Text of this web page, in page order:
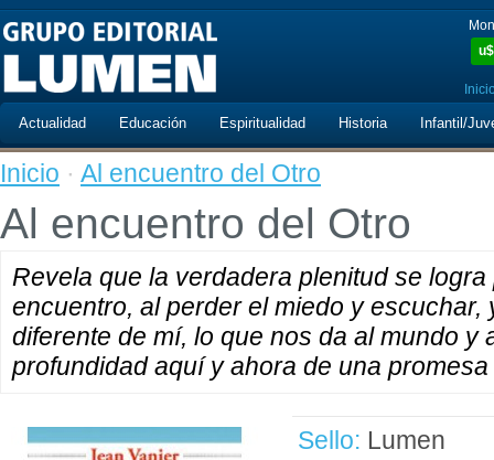
u$
Actualidad Educación Espiritualidad Historia Infantil/
Inicio · Al encuentro del Otro
Al encuentro del Otro
Revela que la verdadera plenitud se
encuentro, al perder el miedo y
diferente de mí, lo que nos da al mundo y
profundidad aquí y ahora de una
Sello: Lumen